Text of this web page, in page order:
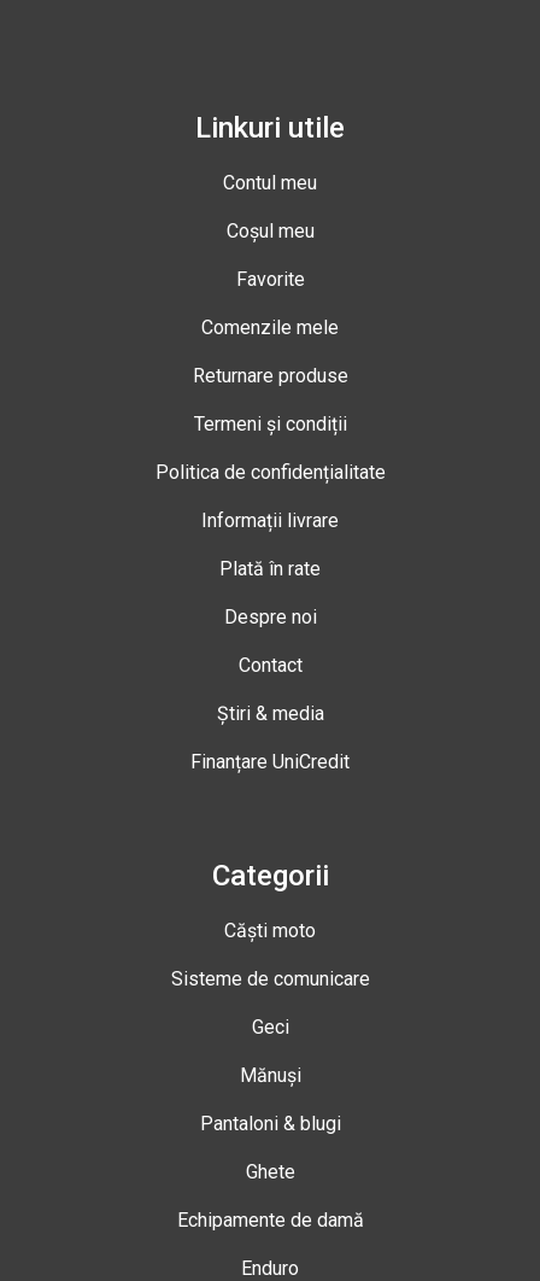
Linkuri utile
Contul meu
Coșul meu
Favorite
Comenzile mele
Returnare produse
Termeni și condiții
Politica de confidențialitate
Informații livrare
Plată în rate
Despre noi
Contact
Știri & media
Finanțare UniCredit
Categorii
Căști moto
Sisteme de comunicare
Geci
Mănuși
Pantaloni & blugi
Ghete
Echipamente de damă
Enduro